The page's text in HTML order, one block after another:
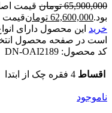
65,900,000 تومان
بود.62,600,000 تومانقیمت فعلی:
خرید این محصول دارای
است در صفحه محصول
کد محصول: DN-OAI2189
اقساط 4 فقره چک از ابتدا
ناموجود